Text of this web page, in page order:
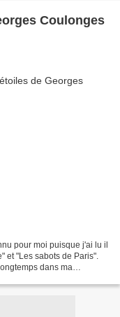
Coulonges
pour moi puisque j'ai lu il
et "Les sabots de Paris".
dans ma